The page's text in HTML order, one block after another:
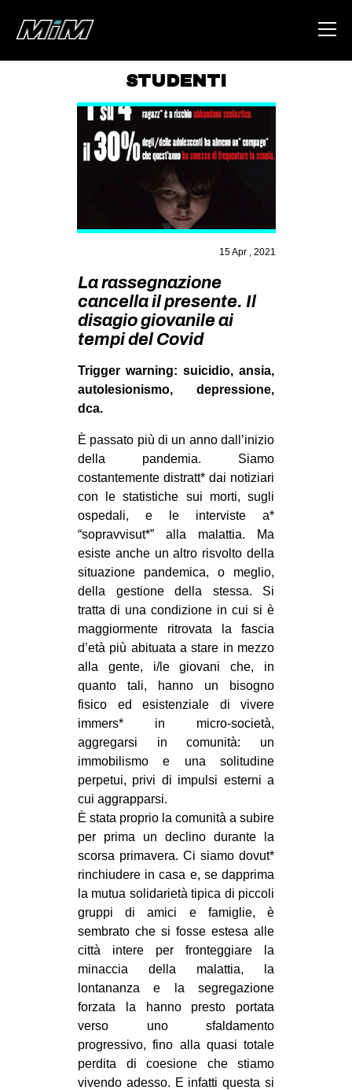
AREA
DEGENERAZIONE
GAZA FREESTYLE
CSOA LAMBRETTA
MSM
STUDENTI TSUNAMI
ZAM
MOBILITAZIONI
SPORT POPOLARE
MOVIMENTI
AMBIENTE
ANTIFASCISMO
DIRITTO ALL’ABITARE
MIGRAZIONI
PRECARIATO
REPRESSIONE
STUDENTI
CULTURE
ARTE
CINEMA
MANIFESTI
RECENSIONI
INTERNAZIONALE
AFRICA
ESTREMO ORIENTE
EUROPA
MEDIO ORIENTE
MONDO
EVENTI
STUDENTI
15 Apr , 2021
La rassegnazione
cancella il presente. Il
disagio giovanile ai
tempi del Covid
Trigger warning: suicidio, ansia,
autolesionismo, depressione,
dca.
È passato più di un anno dall’inizio
della pandemia. Siamo
costantemente distratt* dai notiziari
con le statistiche sui morti, sugli
ospedali, e le interviste a*
“sopravvisut*” alla malattia. Ma
esiste anche un altro risvolto della
situazione pandemica, o meglio,
della gestione della stessa. Si
tratta di una condizione in cui si è
maggiormente ritrovata la fascia
d’età più abituata a stare in mezzo
alla gente, i/le giovani che, in
quanto tali, hanno un bisogno
fisico ed esistenziale di vivere
immers* in micro-società,
aggregarsi in comunità: un
immobilismo e una solitudine
perpetui, privi di impulsi esterni a
cui aggrapparsi.
È stata proprio la comunità a subire
per prima un declino durante la
scorsa primavera. Ci siamo dovut*
rinchiudere in casa e, se dapprima
la mutua solidarietà tipica di piccoli
gruppi di amici e famiglie, è
sembrato che si fosse estesa alle
città intere per fronteggiare la
minaccia della malattia, la
lontananza e la segregazione
forzata la hanno presto portata
verso uno sfaldamento
progressivo, fino alla quasi totale
perdita di coesione che stiamo
vivendo adesso. E infatti questa si